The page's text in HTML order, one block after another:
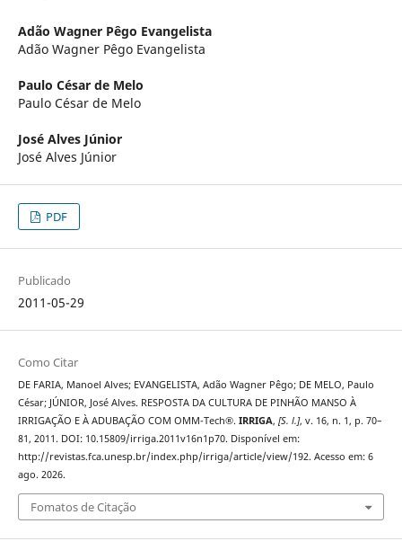
Adão Wagner Pêgo Evangelista
Adão Wagner Pêgo Evangelista
Paulo César de Melo
Paulo César de Melo
José Alves Júnior
José Alves Júnior
PDF
Publicado
2011-05-29
Como Citar
DE FARIA, Manoel Alves; EVANGELISTA, Adão Wagner Pêgo; DE MELO, Paulo
César; JÚNIOR, José Alves. RESPOSTA DA CULTURA DE PINHÃO MANSO À
IRRIGAÇÃO E À ADUBAÇÃO COM OMM-Tech®. IRRIGA, [S. l.], v. 16, n. 1, p. 70–
81, 2011. DOI: 10.15809/irriga.2011v16n1p70. Disponível em:
http://revistas.fca.unesp.br/index.php/irriga/article/view/192. Acesso em: 6
ago. 2026.
Fomatos de Citação